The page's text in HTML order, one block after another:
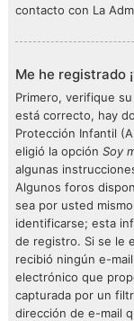
contacto con La
Me he registrado
Primero, verifique
está correcto, hay
Protección Infantil
eligió la opción Soy
algunas
Algunos foros
sea por usted
identificarse; esta
de registro. Si se le
recibió ningún e-
electrónico que
capturada por un
dirección de e-mail